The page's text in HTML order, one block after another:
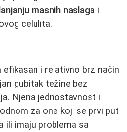
masnih naslaga i
celulita.
efikasan i relativno brz način
gubitak težine bez
Njena jednostavnost i
za one koji se prvi put
ili imaju problema sa